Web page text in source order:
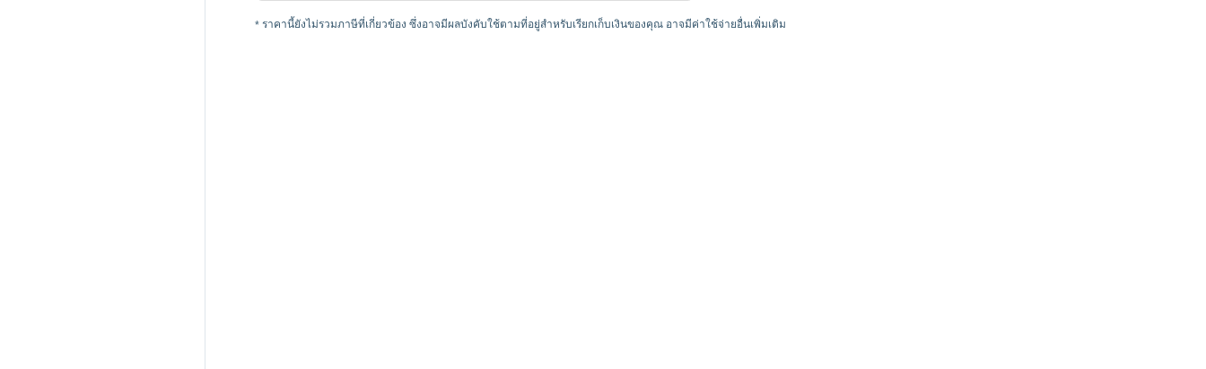
* ราคานี้ยังไม่รวมภาษีที่เกี่ยวข้อง ซึ่งอาจมีผลบังคับใช้ตามที่อยู่สำหรับเรียกเก็บเงินของคุณ อาจมีค่าใช้จ่ายอื่นเพิ่มเติม